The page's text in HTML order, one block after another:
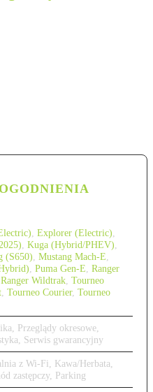
Explorer (Electric)
Kuga (Hybrid/PHEV)
(S650) Mustang Mach-E
Puma Gen-E Ranger
Ranger Wildtrak Tourneo
Tourneo Courier, Tourneo
Przeglądy okresowe,
Serwis gwarancyjny
z Wi-Fi, Kawa/Herbata,
zastępczy, Parking